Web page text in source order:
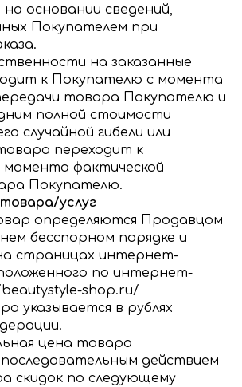
основании сведений,
Покупателем при
на заказанные
к Покупателю с момента
товара Покупателю и
полной стоимости
случайной гибели или
переходит к
фактической
Покупателю.
услуг
определяются Продавцом
бесспорном порядке и
страницах интернет-
по интернет-
shop.ru/
указывается в рублях
цена товара
действием
скидок по следующему